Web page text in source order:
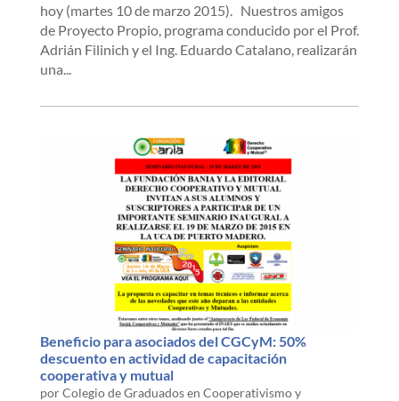
hoy (martes 10 de marzo 2015). Nuestros amigos
de Proyecto Propio, programa conducido por el Prof.
Adrián Filinich y el Ing. Eduardo Catalano, realizarán
una...
Beneficio para asociados del CGCyM: 50%
descuento en actividad de capacitación
cooperativa y mutual
porColegio de Graduados en Cooperativismo y